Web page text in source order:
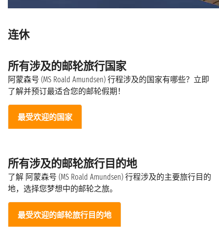
连休
所有涉及的邮轮旅行国家
阿蒙森号 (MS Roald Amundsen) 行程涉及的国家有哪些？立即
了解并预订最适合您的邮轮假期！
最受欢迎的国家
所有涉及的邮轮旅行目的地
了解 阿蒙森号 (MS Roald Amundsen) 行程涉及的主要旅行目的
地，选择您梦想中的邮轮之旅。
最受欢迎的邮轮旅行目的地